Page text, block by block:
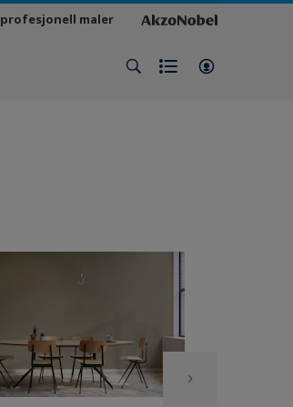
profesjonell maler